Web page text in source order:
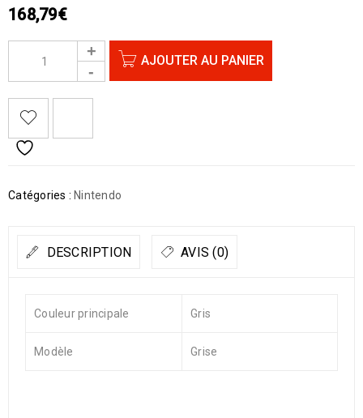
168,79€
AJOUTER AU PANIER
Catégories : Nintendo
DESCRIPTION AVIS (0)
Couleur principale Gris
Modèle Grise